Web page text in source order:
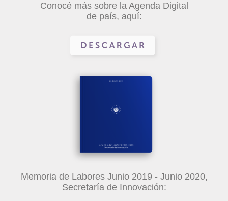
Conocé más sobre la Agenda Digital
de país, aquí:
Memoria de Labores Junio 2019 - Junio 2020,
Secretaría de Innovación: